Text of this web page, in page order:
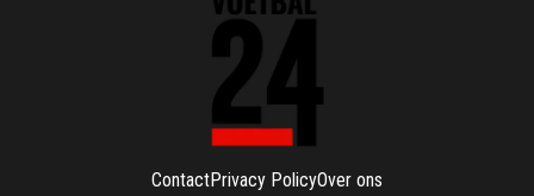
ContactPrivacy PolicyOver ons